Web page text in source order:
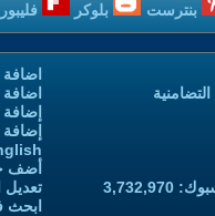
بنترست بلوكر
اضافة
أضف
تعديل
ابحث